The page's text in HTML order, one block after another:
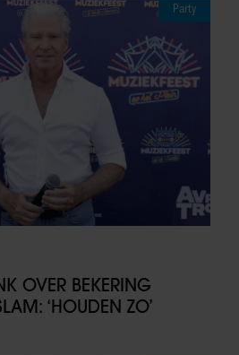
Party
OVER BEKERING
‘HOUDEN ZO’